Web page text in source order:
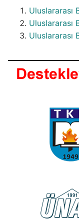
Uluslararası
Uluslararası
Uluslararası